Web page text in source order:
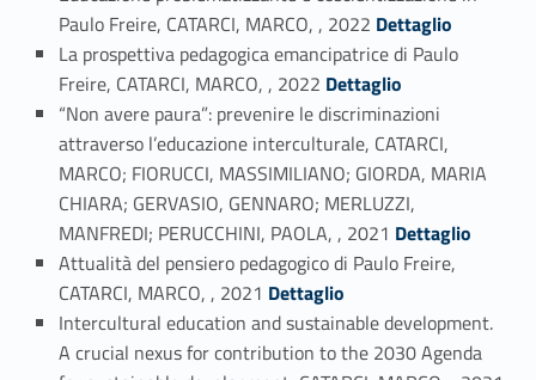
Paulo Freire, CATARCI, MARCO, , 2022 Link identifier #identifier_person_54751-11
Dettaglio
La prospettiva pedagogica emancipatrice di Paulo
Freire, CATARCI, MARCO, , 2022 Link identifier #identifier_person_111989-12
Dettaglio
“Non avere paura”: prevenire le discriminazioni
attraverso l’educazione interculturale, CATARCI,
MARCO; FIORUCCI, MASSIMILIANO; GIORDA, MARIA
CHIARA; GERVASIO, GENNARO; MERLUZZI,
MANFREDI; PERUCCHINI, PAOLA, , 2021 Link identifier #identifier_person_46344-13
Dettaglio
Attualità del pensiero pedagogico di Paulo Freire,
CATARCI, MARCO, , 2021 Link identifier #identifier_person_49484-14
Dettaglio
Intercultural education and sustainable development.
A crucial nexus for contribution to the 2030 Agenda